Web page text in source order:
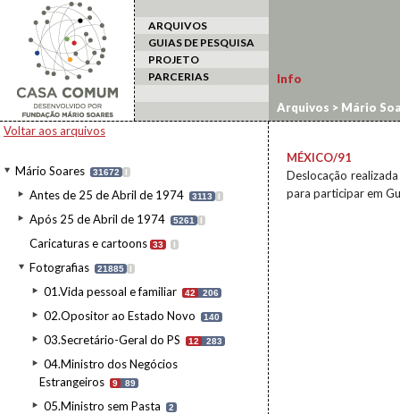
ARQUIVOS
GUIAS DE PESQUISA
PROJETO
PARCERIAS
Voltar aos arquivos
Mário Soares 31672 I
Antes de 25 de Abril de 1974 3113 I
Após 25 de Abril de 1974 5261 I
Caricaturas e cartoons 33 I
Fotografias 21885 I
01.Vida pessoal e familiar 42 206
02.Opositor ao Estado Novo 140
03.Secretário-Geral do PS 12 283
04.Ministro dos Negócios
Estrangeiros
9 89
05.Ministro sem Pasta 2
Info
Arquivos > Mário
estrangeiro>
MÉXICO/91
Deslocação
para participar em